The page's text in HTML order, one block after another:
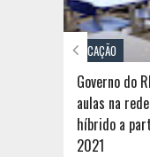
EDUCAÇÃO
Governo do
aulas na
híbrido a
2021
